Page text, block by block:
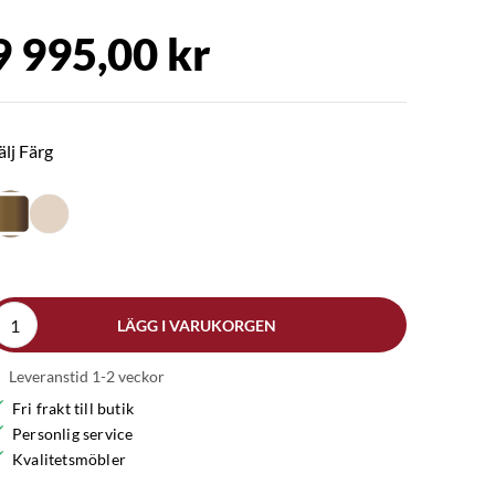
995,00 kr
Färg
LÄGG I VARUKORGEN
Leveranstid 1-2 veckor
Fri frakt till butik
Personlig service
Kvalitetsmöbler